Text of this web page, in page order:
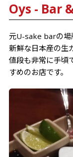
Oys - Bar
元U-sake barの場
新鮮な日本産の生
値段も非常に手頃
すめのお店です。